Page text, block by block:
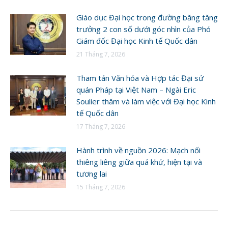
Giáo dục Đại học trong đường băng tăng
trưởng 2 con số dưới góc nhìn của Phó
Giám đốc Đại học Kinh tế Quốc dân
21 Tháng 7, 2026
Tham tán Văn hóa và Hợp tác Đại sứ
quán Pháp tại Việt Nam – Ngài Eric
Soulier thăm và làm việc với Đại học Kinh
tế Quốc dân
17 Tháng 7, 2026
Hành trình về nguồn 2026: Mạch nối
thiêng liêng giữa quá khứ, hiện tại và
tương lai
15 Tháng 7, 2026